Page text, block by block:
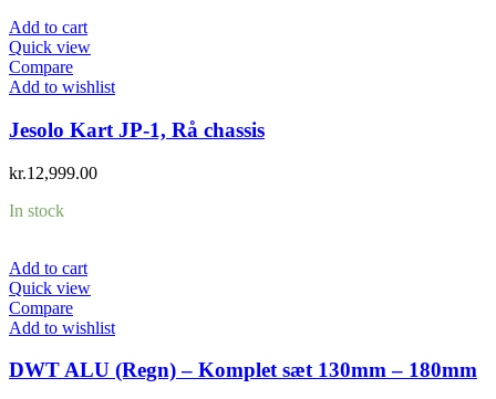
Add to cart
Quick view
Compare
Add to wishlist
Jesolo Kart JP-1, Rå chassis
kr.12,999.00
In stock
Add to cart
Quick view
Compare
Add to wishlist
DWT ALU (Regn) – Komplet sæt 130mm – 180mm